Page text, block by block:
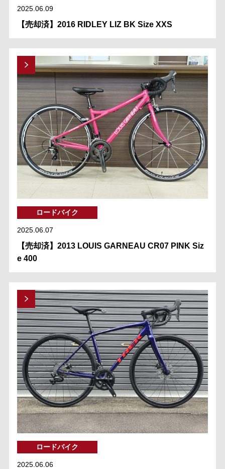
2025.06.09
【売却済】2016 RIDLEY LIZ BK Size XXS
ロードバイク
2025.06.07
【売却済】2013 LOUIS GARNEAU CR07 PINK Siz
e 400
ロードバイク
2025.06.06